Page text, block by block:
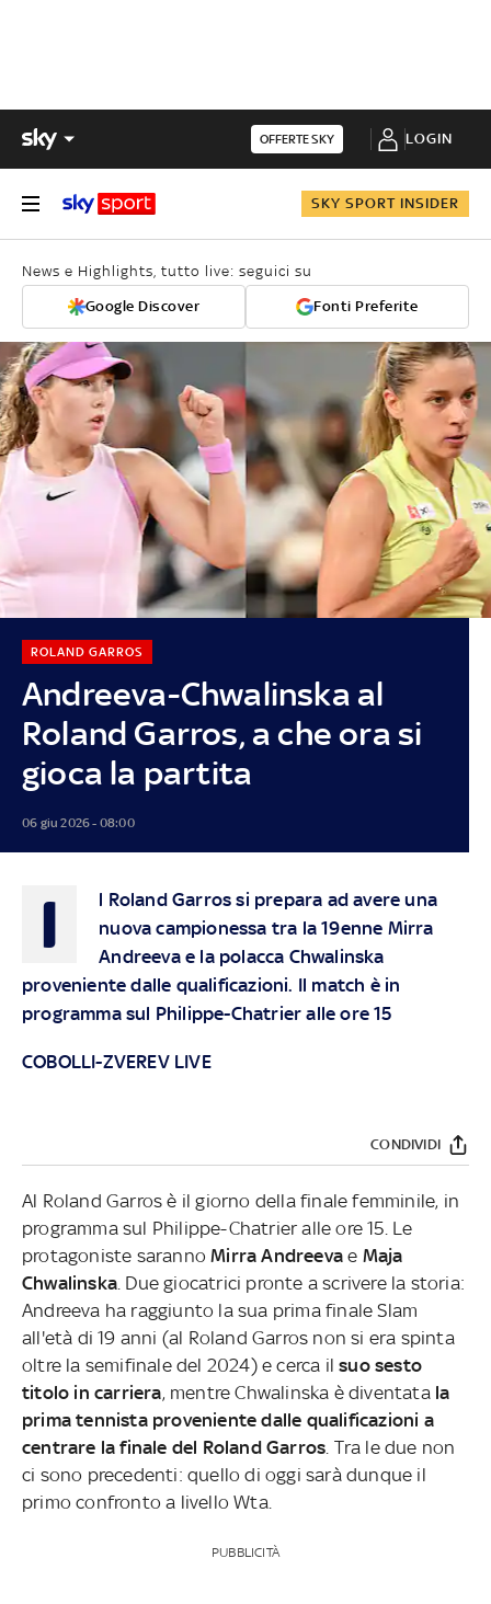
OFFERTE SKY LOGIN
SKY SPORT INSIDER
News e Highlights, tutto live: seguici su
Google Discover Fonti Preferite
Andreeva-Chwalinska al
Roland Garros, a che ora si
gioca la partita
ROLAND GARROS
06 giu 2026 - 08:00
I
l Roland Garros si prepara ad avere una
nuova campionessa tra la 19enne Mirra
Andreeva e la polacca Chwalinska
proveniente dalle qualificazioni. Il match è in
programma sul Philippe-Chatrier alle ore 15
COBOLLI-ZVEREV LIVE
CONDIVIDI
Al Roland Garros è il giorno della finale femminile, in
programma sul Philippe-Chatrier alle ore 15. Le
protagoniste sarannoMirra Andreeva e Maja
Chwalinska . Due giocatrici pronte a scrivere la storia:
Andreeva ha raggiunto la sua prima finale Slam
all'età di 19 anni (al Roland Garros non si era spinta
oltre la semifinale del 2024) e cerca ilsuo sesto
titolo in carriera, mentre Chwalinska è diventata la
prima tennista proveniente dalle qualificazioni a
centrare la finale del Roland Garros . Tra le due non
ci sono precedenti: quello di oggi sarà dunque il
primo confronto a livello Wta.
PUBBLICITÀ